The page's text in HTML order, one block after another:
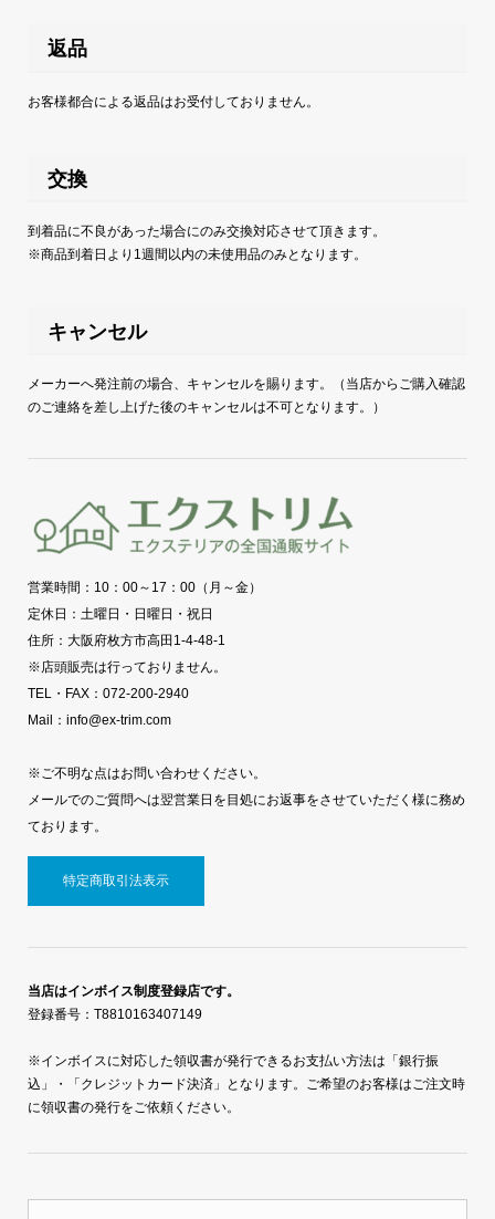
返品
お客様都合による返品はお受付しておりません。
交換
到着品に不良があった場合にのみ交換対応させて頂きます。
※商品到着日より1週間以内の未使用品のみとなります。
キャンセル
メーカーへ発注前の場合、キャンセルを賜ります。（当店からご購入確認
のご連絡を差し上げた後のキャンセルは不可となります。）
営業時間：10：00～17：00（月～金）
定休日：土曜日・日曜日・祝日
住所：大阪府枚方市高田1-4-48-1
※店頭販売は行っておりません。
TEL・FAX：072-200-2940
Mail：info@ex-trim.com
※ご不明な点はお問い合わせください。
メールでのご質問へは翌営業日を目処にお返事をさせていただく様に務め
ております。
特定商取引法表示
当店はインボイス制度登録店です。
登録番号：T8810163407149
※インボイスに対応した領収書が発行できるお支払い方法は「銀行振
込」・「クレジットカード決済」となります。ご希望のお客様はご注文時
に領収書の発行をご依頼ください。